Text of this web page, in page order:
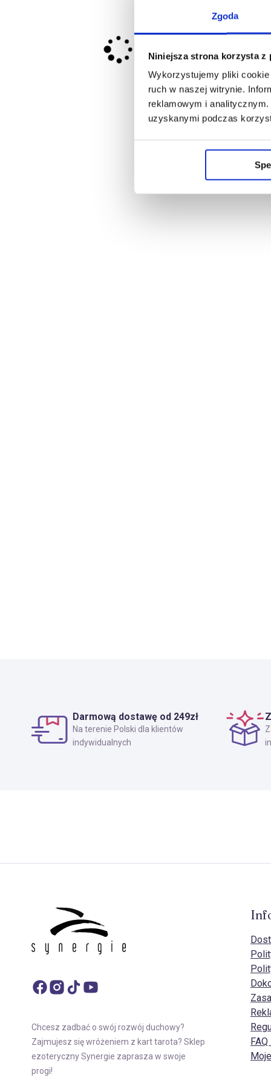
Zgoda
Niniejsza strona korzysta z
Wykorzystujemy pliki
ruch w naszej witrynie.
reklamowym i
uzyskanymi podczas
Darmową dostawę od 249zł
Na terenie Polski dla klientów
indywidualnych
Chcesz zadbać o swój rozwój duchowy?
Zajmujesz się wróżeniem z kart tarota? Sklep
ezoteryczny Synergie zaprasza w swoje
progi!